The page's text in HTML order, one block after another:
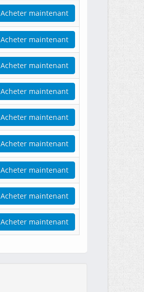
Acheter maintenant
Acheter maintenant
Acheter maintenant
Acheter maintenant
Acheter maintenant
Acheter maintenant
Acheter maintenant
Acheter maintenant
Acheter maintenant